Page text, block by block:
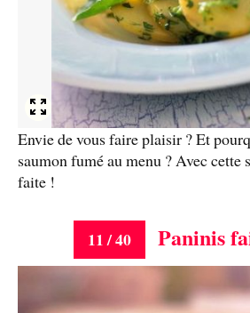
Envie de vous faire plaisir ? Et
saumon fumé au menu ? Avec cette
faite !
11 / 40 Paninis